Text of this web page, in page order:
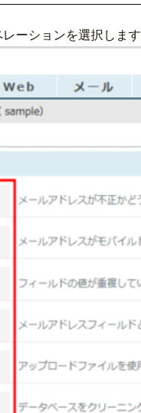
ーションを選択しま